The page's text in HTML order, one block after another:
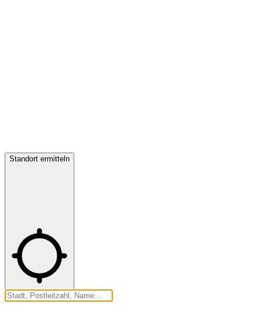
Standort ermitteln